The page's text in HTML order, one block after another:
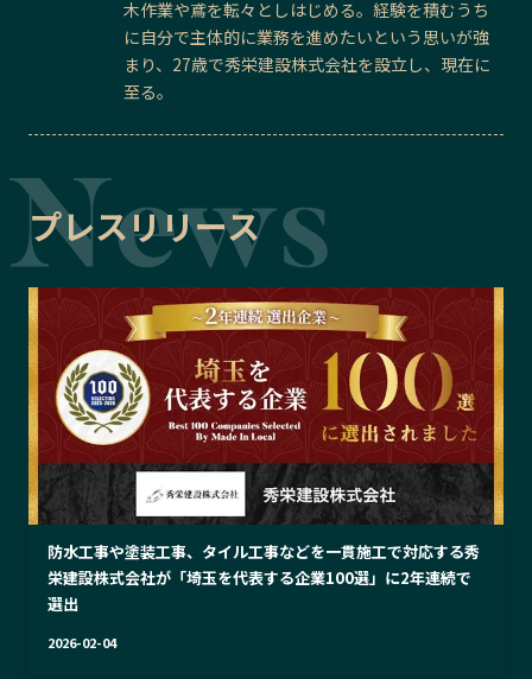
木作業や鳶を転々としはじめる。経験を積むうち
に自分で主体的に業務を進めたいという思いが強
まり、27歳で秀栄建設株式会社を設立し、現在に
至る。
プレスリリース
防水工事や塗装工事、タイル工事などを一貫施工で対応する秀
栄建設株式会社が「埼玉を代表する企業100選」に2年連続で
選出
2026-02-04